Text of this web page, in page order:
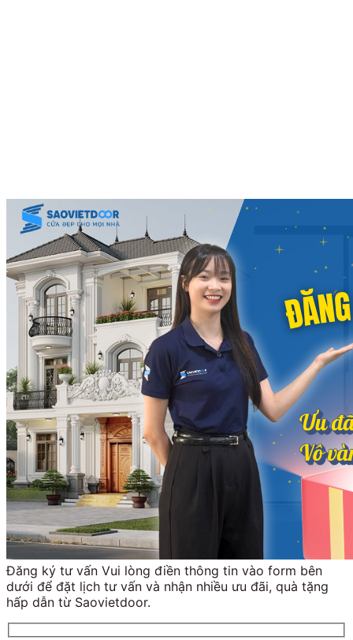
Đăng ký tư vấn Vui lòng điền thông tin vào form bên
dưới để đặt lịch tư vấn và nhận nhiều ưu đãi, quà tặng
hấp dẫn từ Saovietdoor.